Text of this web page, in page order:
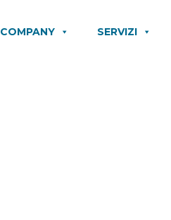
COMPANY SERVIZI